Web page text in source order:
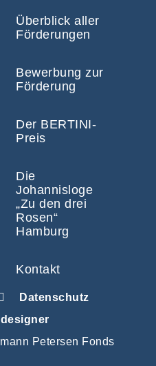
Überblick aller
Förderungen
Bewerbung zur
Förderung
Der BERTINI-
Preis
Die
Johannisloge
„Zu den drei
Rosen“
Hamburg
Kontakt
Datenschutz
Petersen Fonds